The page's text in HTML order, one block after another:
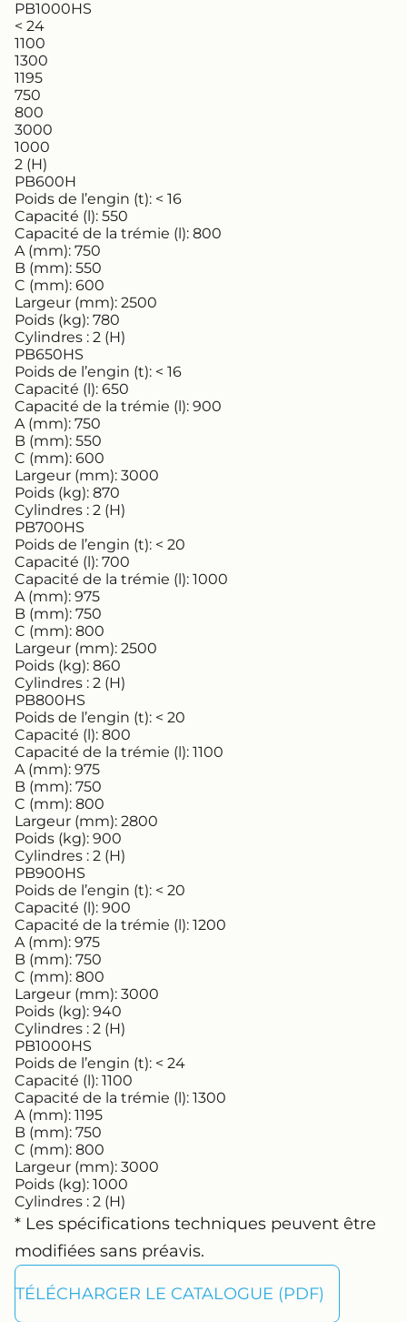
PB1000HS
< 24
1100
1300
1195
750
800
3000
1000
2 (H)
PB600H
Poids de l’engin (t): < 16
Capacité (l): 550
Capacité de la trémie (l): 800
A (mm): 750
B (mm): 550
C (mm): 600
Largeur (mm): 2500
Poids (kg): 780
Cylindres : 2 (H)
PB650HS
Poids de l’engin (t): < 16
Capacité (l): 650
Capacité de la trémie (l): 900
A (mm): 750
B (mm): 550
C (mm): 600
Largeur (mm): 3000
Poids (kg): 870
Cylindres : 2 (H)
PB700HS
Poids de l’engin (t): < 20
Capacité (l): 700
Capacité de la trémie (l): 1000
A (mm): 975
B (mm): 750
C (mm): 800
Largeur (mm): 2500
Poids (kg): 860
Cylindres : 2 (H)
PB800HS
Poids de l’engin (t): < 20
Capacité (l): 800
Capacité de la trémie (l): 1100
A (mm): 975
B (mm): 750
C (mm): 800
Largeur (mm): 2800
Poids (kg): 900
Cylindres : 2 (H)
PB900HS
Poids de l’engin (t): < 20
Capacité (l): 900
Capacité de la trémie (l): 1200
A (mm): 975
B (mm): 750
C (mm): 800
Largeur (mm): 3000
Poids (kg): 940
Cylindres : 2 (H)
PB1000HS
Poids de l’engin (t): < 24
Capacité (l): 1100
Capacité de la trémie (l): 1300
A (mm): 1195
B (mm): 750
C (mm): 800
Largeur (mm): 3000
Poids (kg): 1000
Cylindres : 2 (H)
* Les spécifications techniques peuvent être
modifiées sans préavis.
TÉLÉCHARGER LE CATALOGUE (PDF)